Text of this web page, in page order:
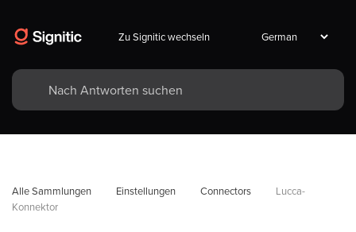
Zu Signitic wechseln
Alle Sammlungen Einstellungen Connectors
Lucca-
Konnektor